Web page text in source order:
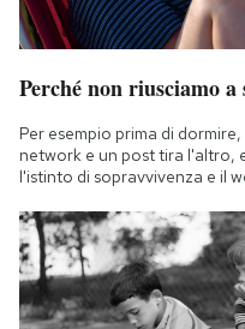
Perché non riusciamo
Per esempio prima di
network e un post tira l'altro,
l'istinto di sopravvivenza e il